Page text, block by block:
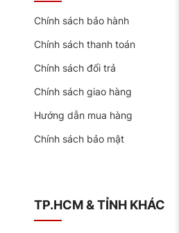
Chính sách bảo hành
Chính sách thanh toán
Chính sách đổi trả
Chính sách giao hàng
Hướng dẫn mua hàng
Chính sách bảo mật
TP.HCM & TỈNH KHÁC